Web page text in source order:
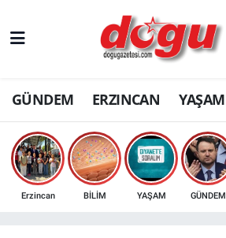
GÜNDEM ERZINCAN YAŞAM
Erzincan BİLİM YAŞAM GÜNDEM
ERZINCAN
GÜNDEM
ERZİNCAN FOTOĞRAFLARI
SAĞLIK